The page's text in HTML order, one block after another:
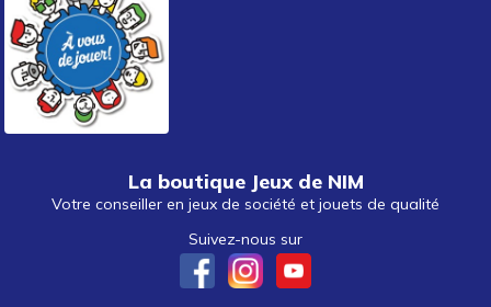
La boutique Jeux de NIM
Votre conseiller en jeux de société et jouets de qualité
Suivez-nous sur